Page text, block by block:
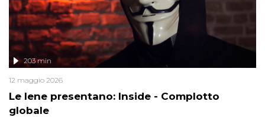
Le Iene presentano: Inside - Complotto
globale
203 min
12 maggio 2026